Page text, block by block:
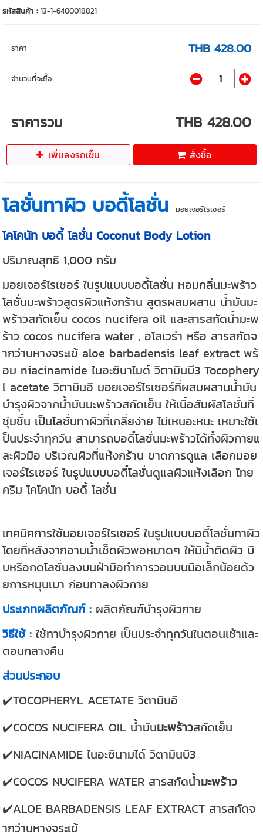
รหัสสินค้า :13-1-6400018821
ราคา THB 428.00
จำนวนที่จะซื้อ
ราคารวม THB 428.00
เพิ่มลงรถเข็น สั่งซื้อ
โลชั่นทาผิว บอดี้โลชั่นมอยเจอร์ไรเซอร์
โคโคนัท บอดี้ โลชั่น Coconut Body Lotion
ปริมาณสุทธิ 1,000 กรัม
มอยเจอร์ไรเซอร์ ในรูปแบบบอดี้โลชั่น หอมกลิ่นมะพร้าว
โลชั่นมะพร้าวสูตรผิวแห้งกร้าน สูตรผสมผสาน น้ำมันมะ
พร้าวสกัดเย็น cocos nucifera oil และสารสกัดน้ำมะพ
ร้าว cocos nucifera water , อโลเวร่า หรือ สารสกัดจ
ากว่านหางจระเข้ aloe barbadensis leaf extract พร้
อม niacinamide ไนอะซินาไมด์ วิตามินบี3 Tocophery
l acetate วิตามินอี มอยเจอร์ไรเซอร์ที่ผสมผสานน้ำมัน
บำรุงผิวจากน้ำมันมะพร้าวสกัดเย็น ให้เนื้อสัมผัสโลชั่นที่
ชุ่มชื้น เป็นโลชั่นทาผิวที่เกลี่ยง่าย ไม่เหนอะหนะ เหมาะใช้เ
ป็นประจำทุกวัน สามารถบอดี้โลชั่นมะพร้าวได้ทั้งผิวกายแ
ละผิวมือ บริเวณผิวที่แห้งกร้าน ขาดการดูแล เลือกมอย
เจอร์ไรเซอร์ ในรูปแบบบอดี้โลชั่นดูแลผิวแห้งเลือก ไทย
ครีม โคโคนัท บอดี้ โลชั่น
เทคนิคการใช้มอยเจอร์ไรเซอร์ ในรูปแบบบอดี้โลชั่นทาผิว
โดยที่หลังจากอาบน้ำเช็ดผิวพอหมาดๆ ให้มีน้ำติดผิว บี
บหรือกดโลชั่นลงบนฝ่ามือทำการวอมบนมือเล็กน้อยด้ว
ยการหมุนเบา ก่อนทาลงผิวกาย
ประเภทผลิตภัณฑ์ : ผลิตภัณฑ์บำรุงผิวกาย
วิธีใช้ : ใช้ทาบำรุงผิวกาย เป็นประจำทุกวันในตอนเช้าและ
ตอนกลางคืน
ส่วนประกอบ
✔️TOCOPHERYL ACETATE วิตามินอี
✔️COCOS NUCIFERA OIL น้ำมันมะพร้าวสกัดเย็น
✔️NIACINAMIDE ไนอะซินามได์ วิตามินบี3
✔️COCOS NUCIFERA WATER สารสกัดน้ำมะพร้าว
✔️ALOE BARBADENSIS LEAF EXTRACT สารสกัดจ
ากว่านหางจระเข้